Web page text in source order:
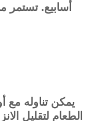
أسابيع. تستمر
يمكن تناوله مع
الطعام لتقليل